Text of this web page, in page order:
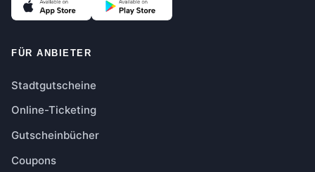
FÜR ANBIETER
Stadtgutscheine
Online-Ticketing
Gutscheinbücher
Coupons